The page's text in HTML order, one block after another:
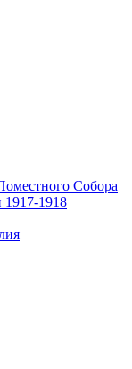
Собора
1917-1918